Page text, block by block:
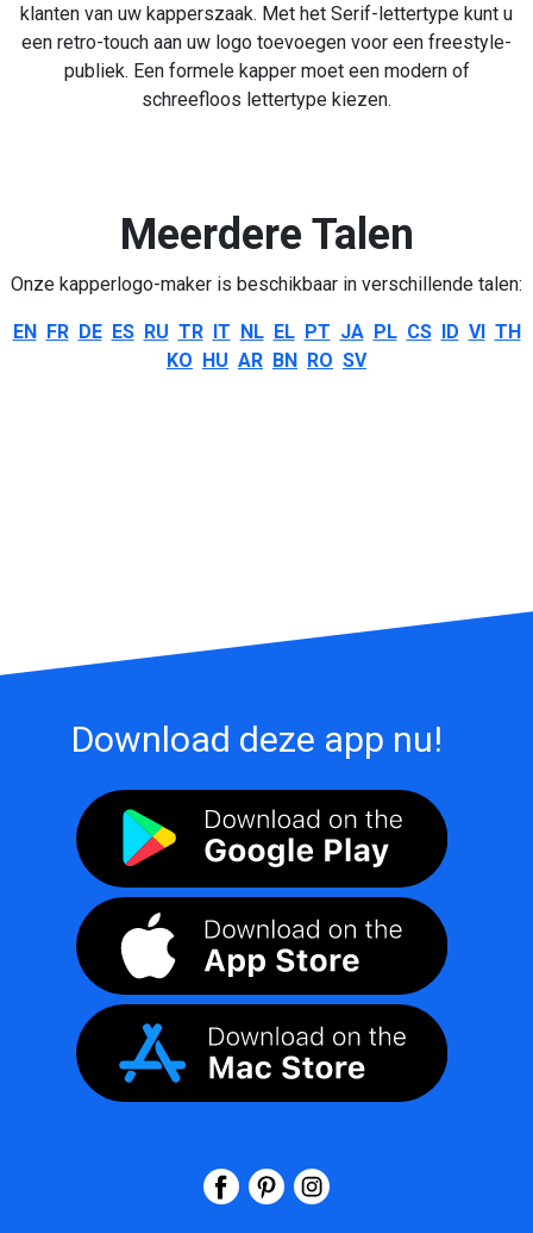
klanten van uw kapperszaak. Met het Serif-lettertype kunt u
een retro-touch aan uw logo toevoegen voor een freestyle-
publiek. Een formele kapper moet een modern of
schreefloos lettertype kiezen.
Meerdere Talen
Onze kapperlogo-maker is beschikbaar in verschillende talen:
EN FR DE ES RU TR IT NL EL PT JA PL CS ID VI TH
KO HU AR BN RO SV
Download deze app nu!